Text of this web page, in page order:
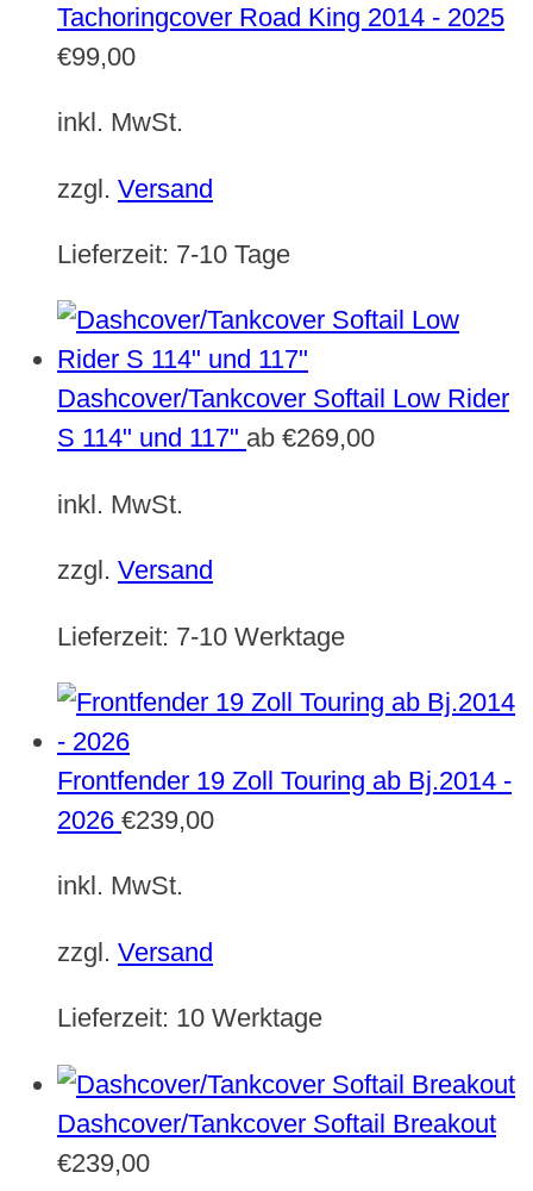
Tachoringcover Road King 2014 - 2025
€99,00
inkl. MwSt.
zzgl. Versand
Lieferzeit: 7-10 Tage
Dashcover/Tankcover Softail Low Rider
S 114" und 117" ab €269,00
inkl. MwSt.
zzgl. Versand
Lieferzeit: 7-10 Werktage
Frontfender 19 Zoll Touring ab Bj.2014 -
2026 €239,00
inkl. MwSt.
zzgl. Versand
Lieferzeit: 10 Werktage
Dashcover/Tankcover Softail Breakout
€239,00